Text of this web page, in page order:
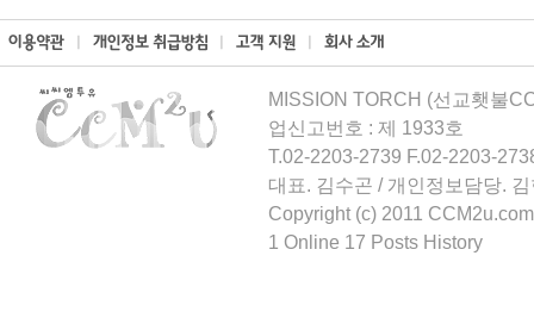
MISSION TORCH (선교횃불
업신고번호 : 제 1933호
T.02-2203-2739 F.02-2203-
대표. 김수곤 / 개인정보담당.
Copyright (c) 2011
1 Online 17 Posts History